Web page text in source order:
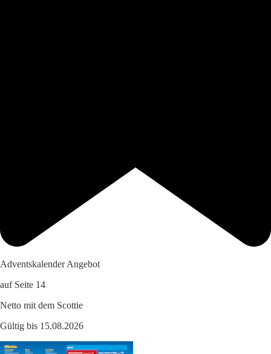
Adventskalender Angebot
auf Seite 14
Netto mit dem Scottie
Gültig bis 15.08.2026